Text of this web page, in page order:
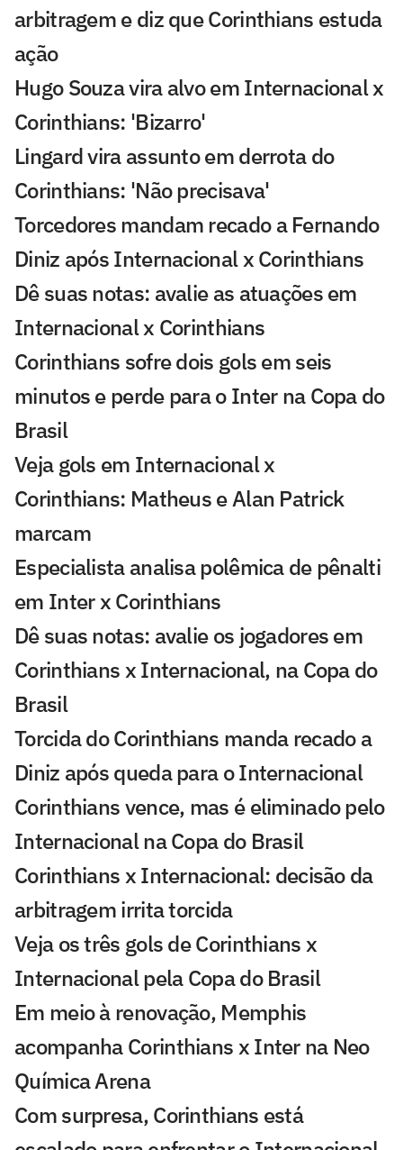
arbitragem e diz que Corinthians estuda
ação
Hugo Souza vira alvo em Internacional x
Corinthians: 'Bizarro'
Lingard vira assunto em derrota do
Corinthians: 'Não precisava'
Torcedores mandam recado a Fernando
Diniz após Internacional x Corinthians
Dê suas notas: avalie as atuações em
Internacional x Corinthians
Corinthians sofre dois gols em seis
minutos e perde para o Inter na Copa do
Brasil
Veja gols em Internacional x
Corinthians: Matheus e Alan Patrick
marcam
Especialista analisa polêmica de pênalti
em Inter x Corinthians
Dê suas notas: avalie os jogadores em
Corinthians x Internacional, na Copa do
Brasil
Torcida do Corinthians manda recado a
Diniz após queda para o Internacional
Corinthians vence, mas é eliminado pelo
Internacional na Copa do Brasil
Corinthians x Internacional: decisão da
arbitragem irrita torcida
Veja os três gols de Corinthians x
Internacional pela Copa do Brasil
Em meio à renovação, Memphis
acompanha Corinthians x Inter na Neo
Química Arena
Com surpresa, Corinthians está